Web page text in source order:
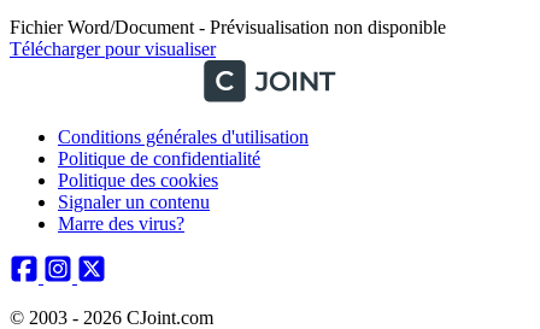
Fichier Word/Document - Prévisualisation non disponible
Télécharger pour visualiser
Conditions générales d'utilisation
Politique de confidentialité
Politique des cookies
Signaler un contenu
Marre des virus?
© 2003 - 2026 CJoint.com